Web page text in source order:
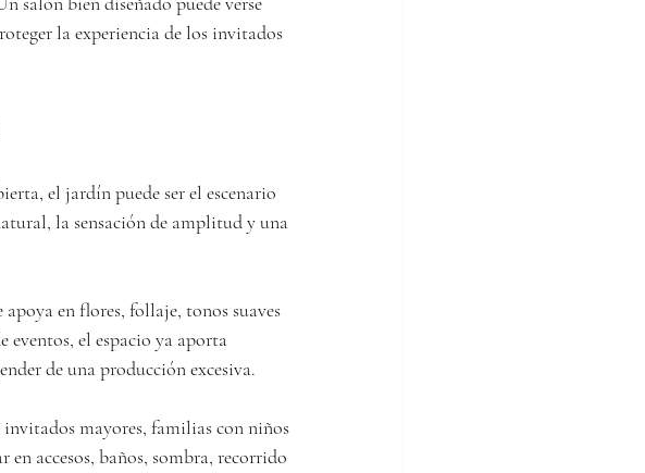
la experiencia de los invitados
el jardín puede ser el escenario
la sensación de amplitud y una
en flores, follaje, tonos suaves
eventos, el espacio ya aporta
de una producción excesiva.
mayores, familias con niños
accesos, baños, sombra, recorrido